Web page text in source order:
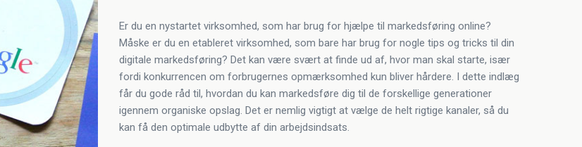
Er du en nystartet virksomhed, som har brug for hjælpe til markedsføring online?
Måske er du en etableret virksomhed, som bare har brug for nogle tips og tricks til din
digitale markedsføring? Det kan være svært at finde ud af, hvor man skal starte, især
fordi konkurrencen om forbrugernes opmærksomhed kun bliver hårdere. I dette indlæg
får du gode råd til, hvordan du kan markedsføre dig til de forskellige generationer
igennem organiske opslag. Det er nemlig vigtigt at vælge de helt rigtige kanaler, så du
kan få den optimale udbytte af din arbejdsindsats.